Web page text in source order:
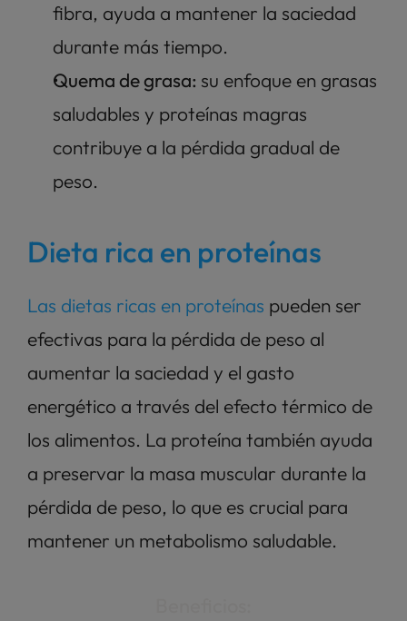
fibra, ayuda a mantener la saciedad
durante más tiempo.
Quema de grasa: su enfoque en grasas
saludables y proteínas magras
contribuye a la pérdida gradual de
peso.
Dieta rica en proteínas
Las dietas ricas en proteínas pueden ser
efectivas para la pérdida de peso al
aumentar la saciedad y el gasto
energético a través del efecto térmico de
los alimentos. La proteína también ayuda
a preservar la masa muscular durante la
pérdida de peso, lo que es crucial para
mantener un metabolismo saludable.